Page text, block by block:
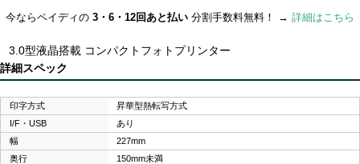
今ならペイディの 3・6・12回あと払い 分割手数料無料！ → 詳細はこちら
3.0型液晶搭載 コンパクトフォトプリンター
詳細スペック
印字方式
昇華型熱転写方式
I/F・USB
あり
幅
227mm
奥行
150mm未満